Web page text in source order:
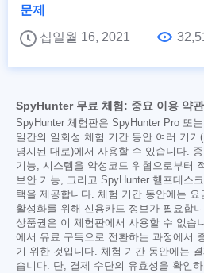
문제
십일월 16, 2021
SpyHunter 무료 체험: 중요 이용 약관
SpyHunter 체험판은 SpyHunter Pro 또
일간의 일회성 체험 기간 동안 여러 기기
명시된 대로)에서 사용할 수 있습니다.
기능, 시스템을 악성코드 위협으로부터
보안 기능, 그리고 SpyHunter 헬프데스
택을 제공합니다. 체험 기간 동안에는
활성화를 위해 신용카드 정보가 필요합
상품권은 이 체험판에서 사용할 수 없습
에서 유료 구독으로 전환하는 과정에서
기 위한 것입니다. 체험 기간 동안에는
습니다. 단, 결제 수단의 유효성을 확인